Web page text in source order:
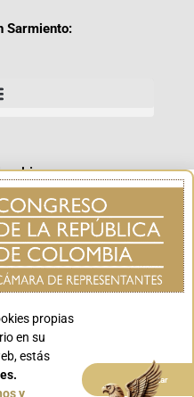
Sarmiento:
propias
en su
estás
y
Aceptar